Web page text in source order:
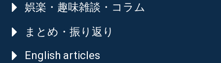
娯楽・趣味雑談・コラム
まとめ・振り返り
English articles